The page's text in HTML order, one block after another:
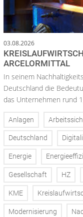
03.08.2026
ARCELORMITTAL
In seinem
Deutschland die
das Unternehmen rund
Anlagen
Deutschland
Energie
Gesellschaft HZ
KME
Modernisierung